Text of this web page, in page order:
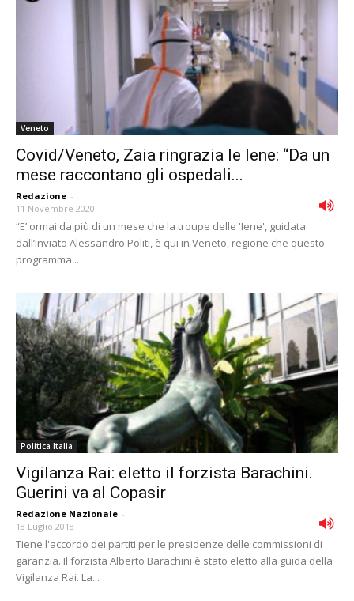
Veneto
Covid/Veneto, Zaia ringrazia le Iene: “Da un
mese raccontano gli ospedali...
Redazione -
11 Novembre 2020
“E’ ormai da più di un mese che la troupe delle 'Iene', guidata
dall’inviato Alessandro Politi, è qui in Veneto, regione che questo
programma...
Politica Italia
Vigilanza Rai: eletto il forzista Barachini.
Guerini va al Copasir
Redazione Nazionale -
18 Luglio 2018
Tiene l'accordo dei partiti per le presidenze delle commissioni di
garanzia. Il forzista Alberto Barachini è stato eletto alla guida della
Vigilanza Rai. La...